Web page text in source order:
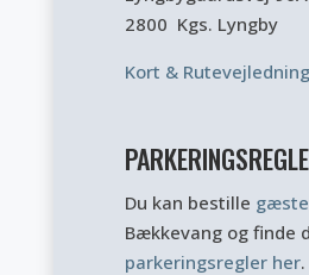
2800 Kgs. Lyngby
Kort & Rutevejledning
Du kan bestille
Bækkevang og finde
parkeringsregler her.